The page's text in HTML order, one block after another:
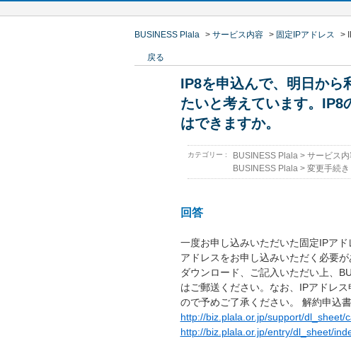
BUSINESS Plala > サービス内容 > 固定IPアドレス >
戻る
IP8を申込んで、明日から
たいと考えています。IP8
はできますか。
カテゴリー : BUSINESS Plala> サービス内
BUSINESS Plala> 変更手続き
回答
一度お申し込みいただいた固定IPア
アドレスをお申し込みいただく必要
ダウンロード、ご記入いただい上、
はご郵送ください。なお、IPアドレ
ので予めご了承ください。 解約申込
http://biz.plala.or.jp/support/dl_sheet/
http://biz.plala.or.jp/entry/dl_sheet/